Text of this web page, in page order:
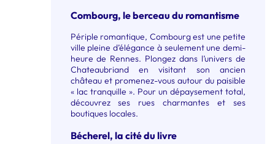
Combourg, le berceau du romantisme
Périple romantique, Combourg est une petite
ville pleine d’élégance à seulement une demi-
heure de Rennes. Plongez dans l’univers de
Chateaubriand en visitant son ancien
château et promenez-vous autour du paisible
« lac tranquille ». Pour un dépaysement total,
découvrez ses rues charmantes et ses
boutiques locales.
Bécherel, la cité du livre